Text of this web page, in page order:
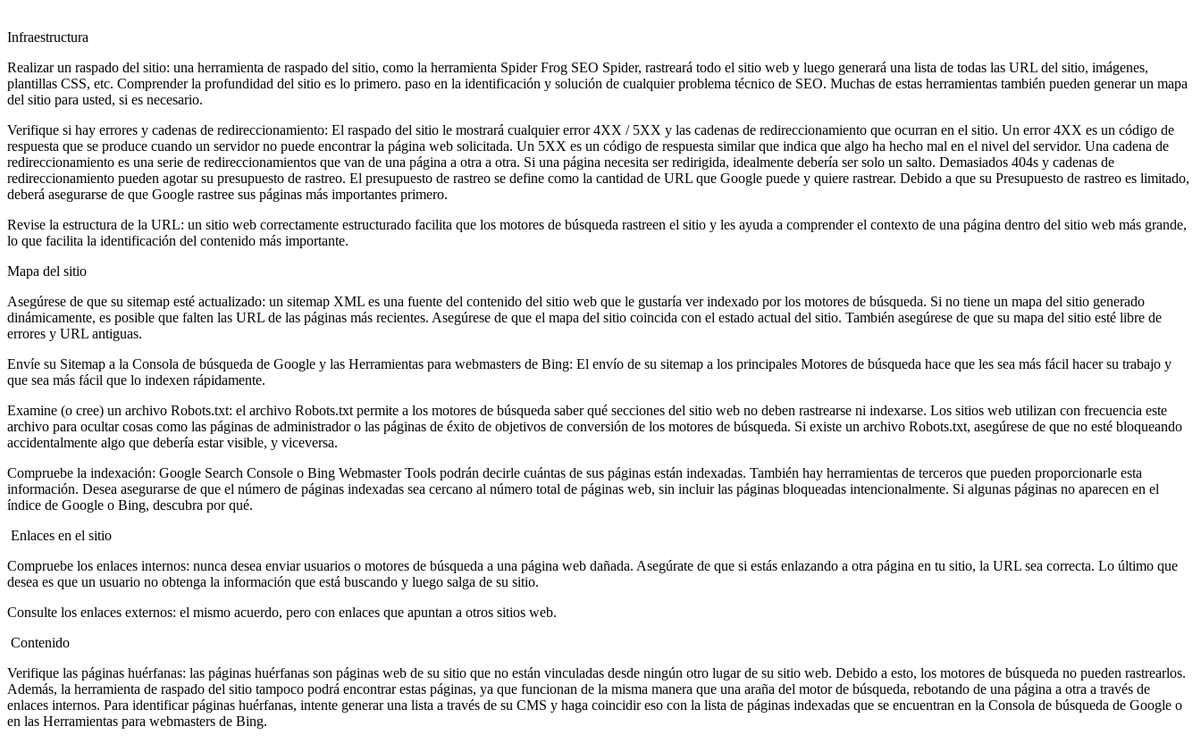
Infraestructura
Realizar un raspado del sitio: una herramienta de raspado del sitio, como la herramienta Spider Frog SEO Spider, rastreará todo el sitio web y luego generará una lista de todas las URL del sitio, imágenes,
plantillas CSS, etc. Comprender la profundidad del sitio es lo primero. paso en la identificación y solución de cualquier problema técnico de SEO. Muchas de estas herramientas también pueden generar un mapa
del sitio para usted, si es necesario.
Verifique si hay errores y cadenas de redireccionamiento: El raspado del sitio le mostrará cualquier error 4XX / 5XX y las cadenas de redireccionamiento que ocurran en el sitio. Un error 4XX es un código de
respuesta que se produce cuando un servidor no puede encontrar la página web solicitada. Un 5XX es un código de respuesta similar que indica que algo ha hecho mal en el nivel del servidor. Una cadena de
redireccionamiento es una serie de redireccionamientos que van de una página a otra a otra. Si una página necesita ser redirigida, idealmente debería ser solo un salto. Demasiados 404s y cadenas de
redireccionamiento pueden agotar su presupuesto de rastreo. El presupuesto de rastreo se define como la cantidad de URL que Google puede y quiere rastrear. Debido a que su Presupuesto de rastreo es limitado,
deberá asegurarse de que Google rastree sus páginas más importantes primero.
Revise la estructura de la URL: un sitio web correctamente estructurado facilita que los motores de búsqueda rastreen el sitio y les ayuda a comprender el contexto de una página dentro del sitio web más grande,
lo que facilita la identificación del contenido más importante.
Mapa del sitio
Asegúrese de que su sitemap esté actualizado: un sitemap XML es una fuente del contenido del sitio web que le gustaría ver indexado por los motores de búsqueda. Si no tiene un mapa del sitio generado
dinámicamente, es posible que falten las URL de las páginas más recientes. Asegúrese de que el mapa del sitio coincida con el estado actual del sitio. También asegúrese de que su mapa del sitio esté libre de
errores y URL antiguas.
Envíe su Sitemap a la Consola de búsqueda de Google y las Herramientas para webmasters de Bing: El envío de su sitemap a los principales Motores de búsqueda hace que les sea más fácil hacer su trabajo y
que sea más fácil que lo indexen rápidamente.
Examine (o cree) un archivo Robots.txt: el archivo Robots.txt permite a los motores de búsqueda saber qué secciones del sitio web no deben rastrearse ni indexarse. Los sitios web utilizan con frecuencia este
archivo para ocultar cosas como las páginas de administrador o las páginas de éxito de objetivos de conversión de los motores de búsqueda. Si existe un archivo Robots.txt, asegúrese de que no esté bloqueando
accidentalmente algo que debería estar visible, y viceversa.
Compruebe la indexación: Google Search Console o Bing Webmaster Tools podrán decirle cuántas de sus páginas están indexadas. También hay herramientas de terceros que pueden proporcionarle esta
información. Desea asegurarse de que el número de páginas indexadas sea cercano al número total de páginas web, sin incluir las páginas bloqueadas intencionalmente. Si algunas páginas no aparecen en el
índice de Google o Bing, descubra por qué.
Enlaces en el sitio
Compruebe los enlaces internos: nunca desea enviar usuarios o motores de búsqueda a una página web dañada. Asegúrate de que si estás enlazando a otra página en tu sitio, la URL sea correcta. Lo último que
desea es que un usuario no obtenga la información que está buscando y luego salga de su sitio.
Consulte los enlaces externos: el mismo acuerdo, pero con enlaces que apuntan a otros sitios web.
Contenido
Verifique las páginas huérfanas: las páginas huérfanas son páginas web de su sitio que no están vinculadas desde ningún otro lugar de su sitio web. Debido a esto, los motores de búsqueda no pueden rastrearlos.
Además, la herramienta de raspado del sitio tampoco podrá encontrar estas páginas, ya que funcionan de la misma manera que una araña del motor de búsqueda, rebotando de una página a otra a través de
enlaces internos. Para identificar páginas huérfanas, intente generar una lista a través de su CMS y haga coincidir eso con la lista de páginas indexadas que se encuentran en la Consola de búsqueda de Google o
en las Herramientas para webmasters de Bing.